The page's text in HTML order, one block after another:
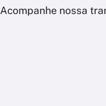
Acompanhe nossa